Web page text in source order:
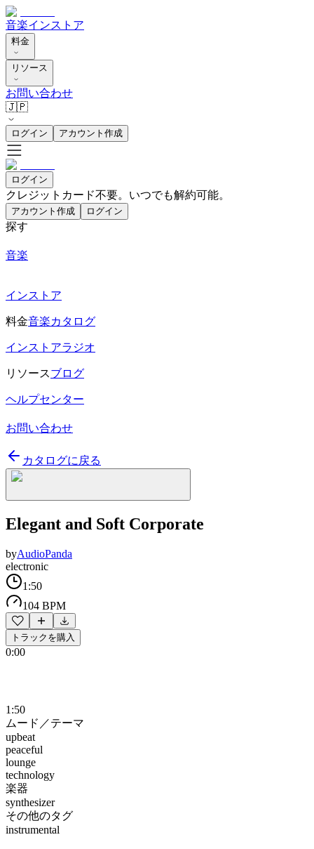
音楽インストア
料金
リソース
お問い合わせ
🇯🇵
ログイン アカウント作成
ログイン
クレジットカード不要。いつでも解約可能。
アカウント作成 ログイン
探す
音楽
インストア
料金音楽カタログ
インストアラジオ
リソースブログ
ヘルプセンター
お問い合わせ
カタログに戻る
Elegant and Soft Corporate
byAudioPanda
electronic
1:50
104 BPM
トラックを購入
0:00
1:50
ムード／テーマ
upbeat
peaceful
lounge
technology
楽器
synthesizer
その他のタグ
instrumental